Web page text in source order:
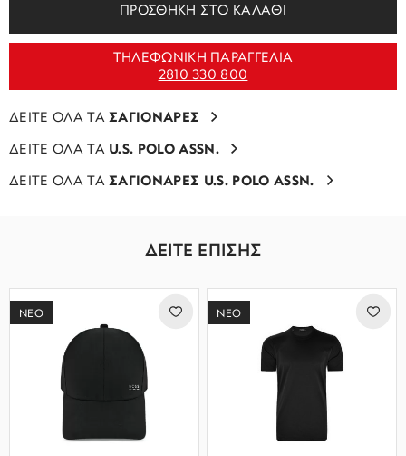
ΠΡΟΣΘΗΚΗ ΣΤΟ ΚΑΛΑΘΙ
ΤΗΛΕΦΩΝΙΚΗ ΠΑΡΑΓΓΕΛΙΑ
2810 330 800
ΔΕΙΤΕ ΟΛΑ ΤΑΣΑΓΙΟΝΑΡΕΣ
ΔΕΙΤΕ ΟΛΑ ΤΑ U.S. POLO ASSN.
ΔΕΙΤΕ ΟΛΑ ΤΑΣΑΓΙΟΝΑΡΕΣ U.S. POLO ASSN.
ΔΕΙΤΕ ΕΠΙΣΗΣ
ΝΕΟ ΝΕΟ